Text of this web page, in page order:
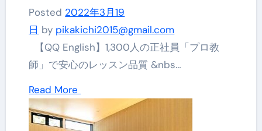
Posted 2022年3月19
日 by pikakichi2015@gmail.com
【QQ English】1,300人の正社員「プロ教
師」で安心のレッスン品質 &nbs…
Read More